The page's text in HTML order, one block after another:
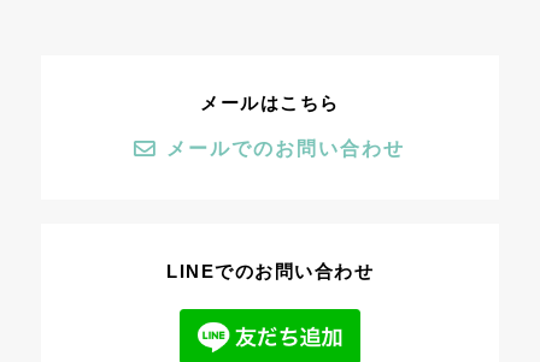
メールはこちら
メールでのお問い合わせ
LINEでのお問い合わせ